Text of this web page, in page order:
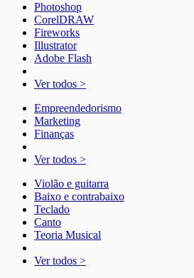
Photoshop
CorelDRAW
Fireworks
Illustrator
Adobe Flash
Ver todos >
Empreendedorismo
Marketing
Finanças
Ver todos >
Violão e guitarra
Baixo e contrabaixo
Teclado
Canto
Teoria Musical
Ver todos >